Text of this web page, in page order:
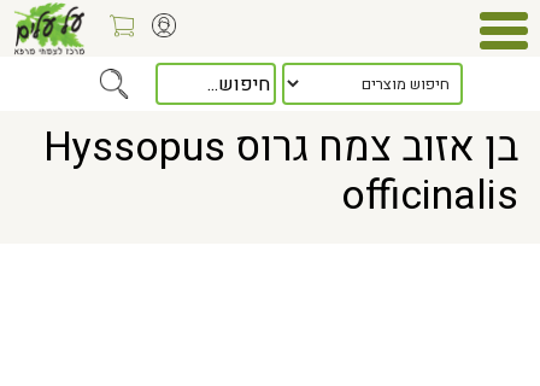
> בן אזוב צמח גרוס Hyssopus officinalis
בן אזוב צמח גרוס Hyssopus
officinalis